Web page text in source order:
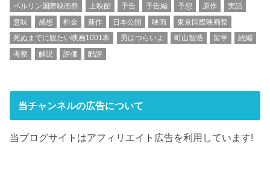
ベルリン国際映画祭
上映館 予告 予告編 予想 原作
実話
意味
感想 料金 新作 日本公開 映画
東京国際映画祭
死ぬまでに観たい映画1001本
男はつらいよ 町山智浩 留学
続編
考察
解説 評価 酷評
当チャンネルの広告について
当ブログサイトはアフィリエイト広告を利用しています!